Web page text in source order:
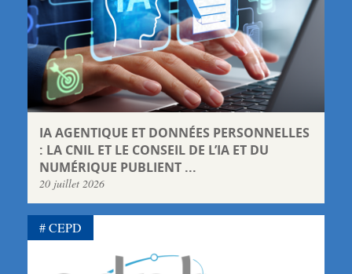
IA AGENTIQUE ET DONNÉES PERSONNELLES
: LA CNIL ET LE CONSEIL DE L’IA ET DU
NUMÉRIQUE PUBLIENT ...
20 juillet 2026
CEPD